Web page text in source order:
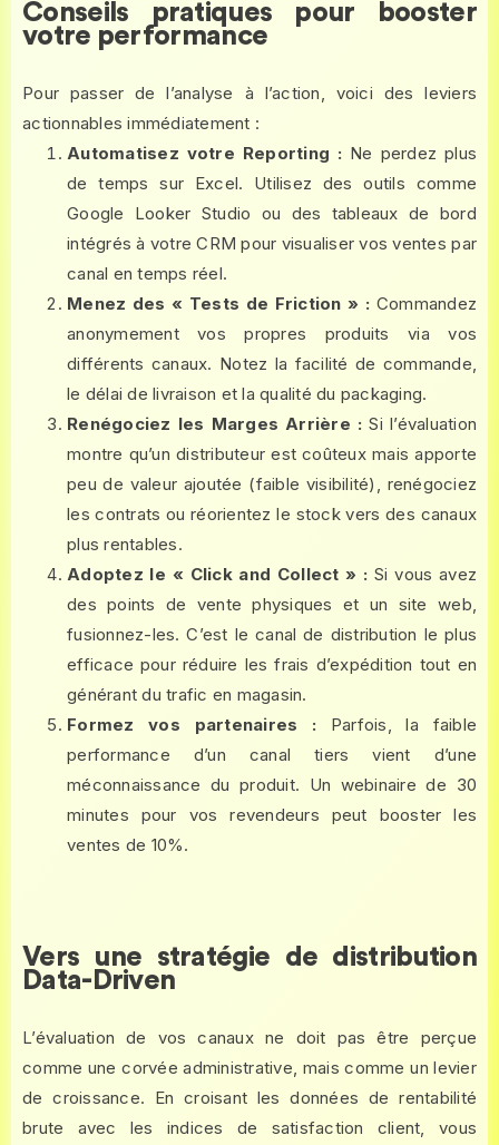
Conseils pratiques pour booster
votre performance
Pour passer de l’analyse à l’action, voici des leviers
actionnables immédiatement :
Automatisez votre Reporting : Ne perdez plus
de temps sur Excel. Utilisez des outils comme
Google Looker Studio ou des tableaux de bord
intégrés à votre CRM pour visualiser vos ventes par
canal en temps réel.
Menez des « Tests de Friction » : Commandez
anonymement vos propres produits via vos
différents canaux. Notez la facilité de commande,
le délai de livraison et la qualité du packaging.
Renégociez les Marges Arrière : Si l’évaluation
montre qu’un distributeur est coûteux mais apporte
peu de valeur ajoutée (faible visibilité), renégociez
les contrats ou réorientez le stock vers des canaux
plus rentables.
Adoptez le « Click and Collect » : Si vous avez
des points de vente physiques et un site web,
fusionnez-les. C’est le canal de distribution le plus
efficace pour réduire les frais d’expédition tout en
générant du trafic en magasin.
Formez vos partenaires : Parfois, la faible
performance d’un canal tiers vient d’une
méconnaissance du produit. Un webinaire de 30
minutes pour vos revendeurs peut booster les
ventes de 10%.
Vers une stratégie de distribution
Data-Driven
L’évaluation de vos canaux ne doit pas être perçue
comme une corvée administrative, mais comme un levier
de croissance. En croisant les données de rentabilité
brute avec les indices de satisfaction client, vous